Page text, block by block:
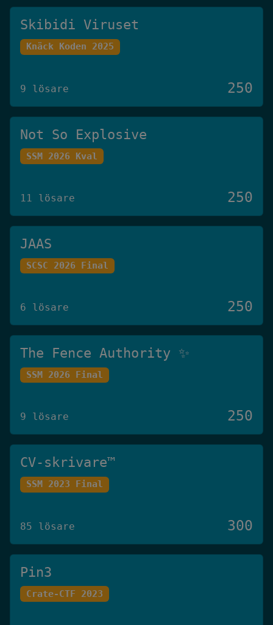
Skibidi Viruset
Knäck Koden 2025
9 lösare 250
Not So Explosive
SSM 2026 Kval
11 lösare 250
JAAS
SCSC 2026 Final
6 lösare 250
The Fence Authority ✨
SSM 2026 Final
9 lösare 250
CV-skrivare™️
SSM 2023 Final
85 lösare 300
Pin3
Crate-CTF 2023